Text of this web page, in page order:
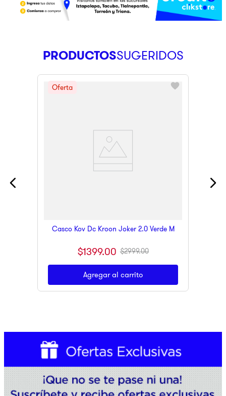
PRODUCTOS
Casco Kov Dc Kroon Joker 2.0 Verde M
$1399.00 $2999.00
Agregar al carrito